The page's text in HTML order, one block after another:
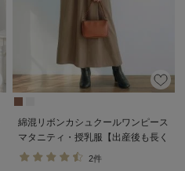
綿混リボンカシュクールワンピース
マタニティ・授乳服【出産後も長く
使える】
2件